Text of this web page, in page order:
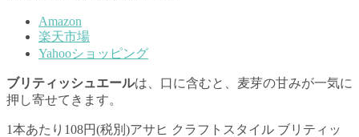
Amazon
楽天市場
Yahooショッピング
ブリティッシュエールは、口に含むと、麦芽の甘みが一気に
押し寄せてきます。
1本あたり108円(税別)アサヒ クラフトスタイル ブリティッ